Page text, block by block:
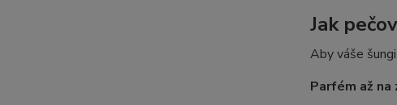
Jak
Aby váše
Parfém až na